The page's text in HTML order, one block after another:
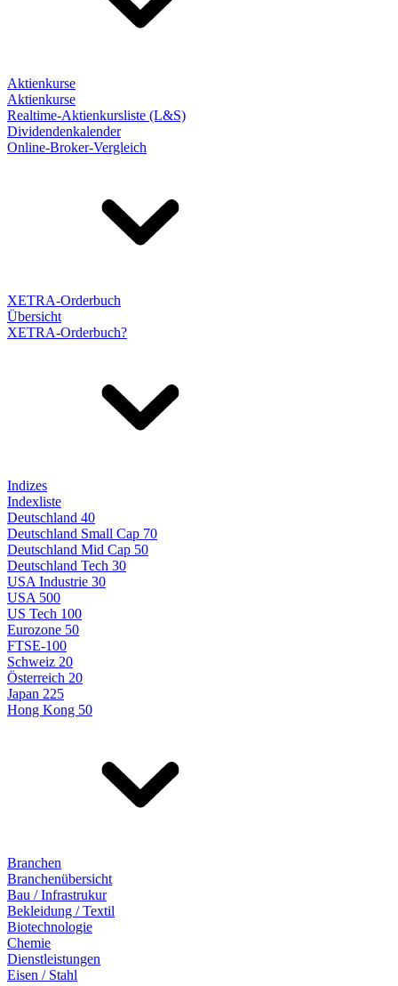
Aktienkurse
Aktienkurse
Realtime-Aktienkursliste (L&S)
Dividendenkalender
Online-Broker-Vergleich
XETRA-Orderbuch
Übersicht
XETRA-Orderbuch?
Indizes
Indexliste
Deutschland 40
Deutschland Small Cap 70
Deutschland Mid Cap 50
Deutschland Tech 30
USA Industrie 30
USA 500
US Tech 100
Eurozone 50
FTSE-100
Schweiz 20
Österreich 20
Japan 225
Hong Kong 50
Branchen
Branchenübersicht
Bau / Infrastrukur
Bekleidung / Textil
Biotechnologie
Chemie
Dienstleistungen
Eisen / Stahl